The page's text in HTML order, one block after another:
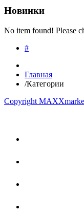
Новинки
No item found! Please
#
Главная
/Категории
Copyright